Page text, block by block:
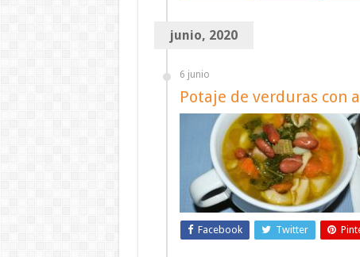
junio, 2020
6 junio
Potaje de verduras con
Facebook Twitter